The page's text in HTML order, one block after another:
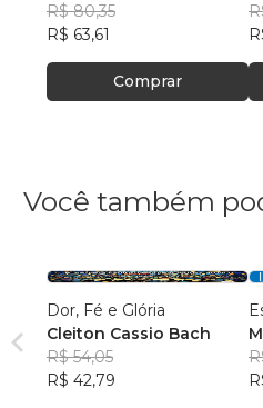
R$ 80,35
R$ 63,61
Comprar
Você também
Dor, Fé e Glória
Cleiton Cassio Bach
R$ 54,05
R$ 42,79